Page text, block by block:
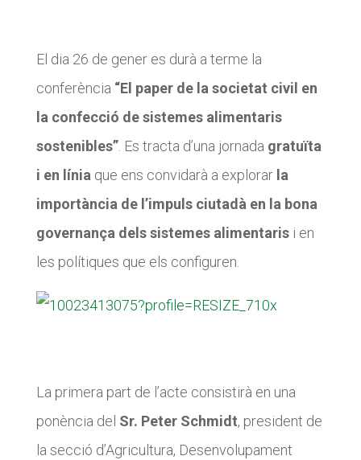
El dia 26 de gener es durà a terme la
conferència “El paper de la societat civil en
la confecció de sistemes alimentaris
sostenibles”. Es tracta d’una jornada gratuïta
i en línia que ens convidarà a explorar la
importància de l’impuls ciutadà en la bona
governança dels sistemes alimentarisi en
les polítiques que els configuren.
La primera part de l’acte consistirà en una
ponència del Sr. Peter Schmidt, president de
la secció d’Agricultura, Desenvolupament
CONEIX FUNDESPLAI
La Fundació
L'equip
Missió i valors
Els comptes clars
Memòria d'activitats
Proposta educativa
ACTUALITAT
Diari de la Fundació
Fundesplai als mitjans
Xarxes socials
CONEIX FUNDESPLAI
La Fundació
L'equip
Missió i valors
Els comptes clars
Memòria d'activitats
Proposta educativa
ACTUALITAT
Diari de la Fundació
Fundesplai als mitjans
Xarxes socials